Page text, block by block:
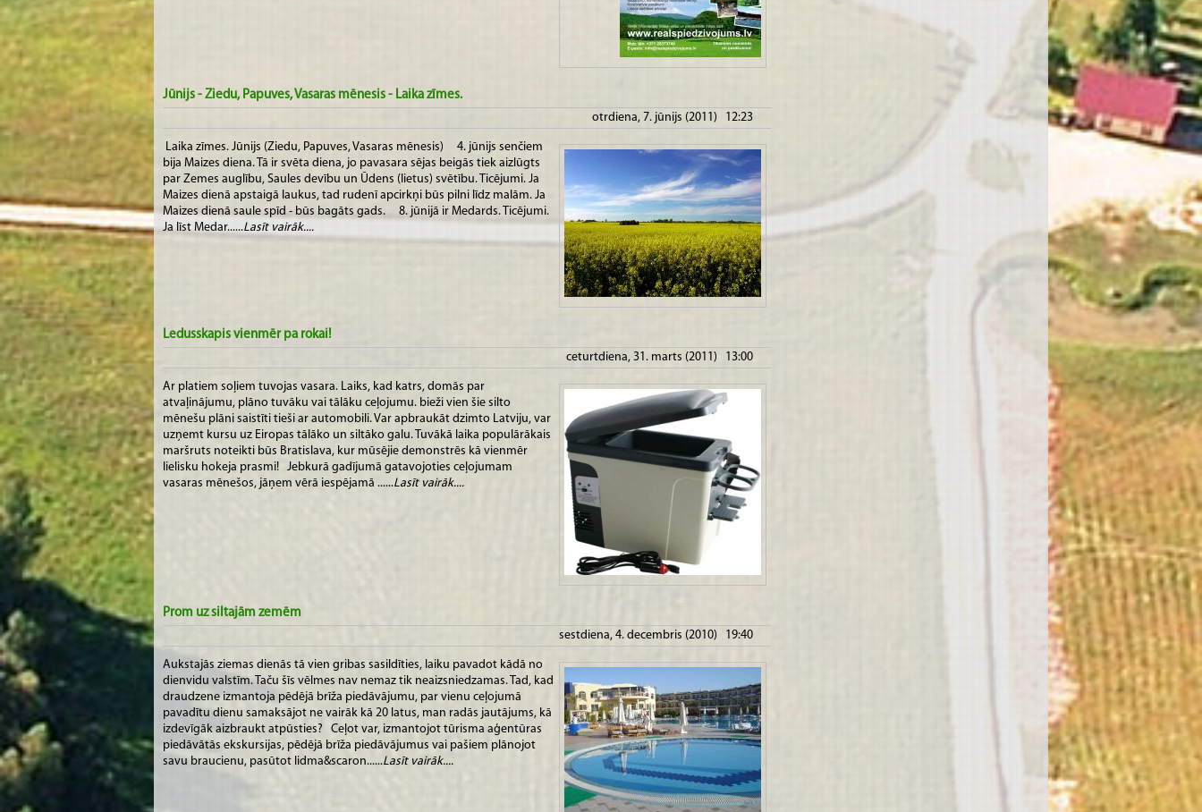
Jūnijs - Ziedu, Papuves, Vasaras mēnesis - Laika zīmes.
otrdiena, 7. jūnijs (2011) 12:23
Laika zīmes. Jūnijs (Ziedu, Papuves, Vasaras mēnesis) 4. jūnijs senčiem
bija Maizes diena. Tā ir svēta diena, jo pavasara sējas beigās tiek aizlūgts
par Zemes auglību, Saules devību un Ūdens (lietus) svētību. Ticējumi. Ja
Maizes dienā apstaigā laukus, tad rudenī apcirkņi būs pilni līdz malām. Ja
Maizes dienā saule spīd - būs bagāts gads. 8. jūnijā ir Medards. Ticējumi.
Ja līst Medar......Lasīt vairāk....
Ledusskapis vienmēr pa rokai!
ceturtdiena, 31. marts (2011) 13:00
Ar platiem soļiem tuvojas vasara. Laiks, kad katrs, domās par
atvaļinājumu, plāno tuvāku vai tālāku ceļojumu. bieži vien šie silto
mēnešu plāni saistīti tieši ar automobili. Var apbraukāt dzimto Latviju, var
uzņemt kursu uz Eiropas tālāko un siltāko galu. Tuvākā laika populārākais
maršruts noteikti būs Bratislava, kur mūsējie demonstrēs kā vienmēr
lielisku hokeja prasmi! Jebkurā gadījumā gatavojoties ceļojumam
vasaras mēnešos, jāņem vērā iespējamā ......Lasīt vairāk....
Prom uz siltajām zemēm
sestdiena, 4. decembris (2010) 19:40
Aukstajās ziemas dienās tā vien gribas sasildīties, laiku pavadot kādā no
dienvidu valstīm. Taču šīs vēlmes nav nemaz tik neaizsniedzamas. Tad, kad
draudzene izmantoja pēdējā brīža piedāvājumu, par vienu ceļojumā
pavadītu dienu samaksājot ne vairāk kā 20 latus, man radās jautājums, kā
izdevīgāk aizbraukt atpūsties? Ceļot var, izmantojot tūrisma aģentūras
piedāvātās ekskursijas, pēdējā brīža piedāvājumus vai pašiem plānojot
savu braucienu, pasūtot lidma&scaron......Lasīt vairāk....